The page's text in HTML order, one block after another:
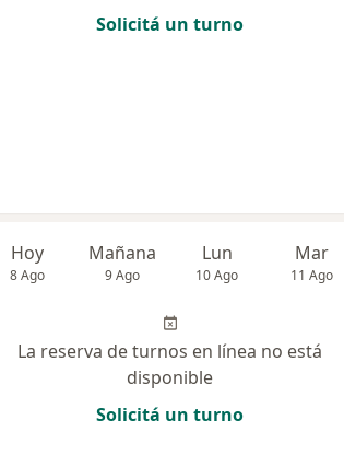
Solicitá un turno
Hoy
8 Ago
Mañana
9 Ago
Lun
10 Ago
Mar
11 Ago
La reserva de turnos en línea no está
disponible
Solicitá un turno